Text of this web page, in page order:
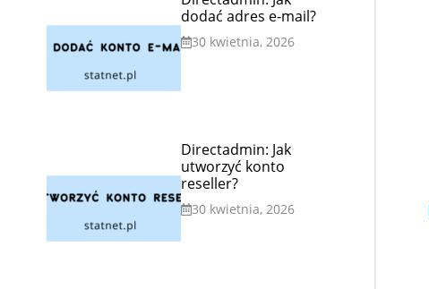
dodać adres e-mail?
30 kwietnia, 2026
Directadmin: Jak
utworzyć konto
reseller?
30 kwietnia, 2026